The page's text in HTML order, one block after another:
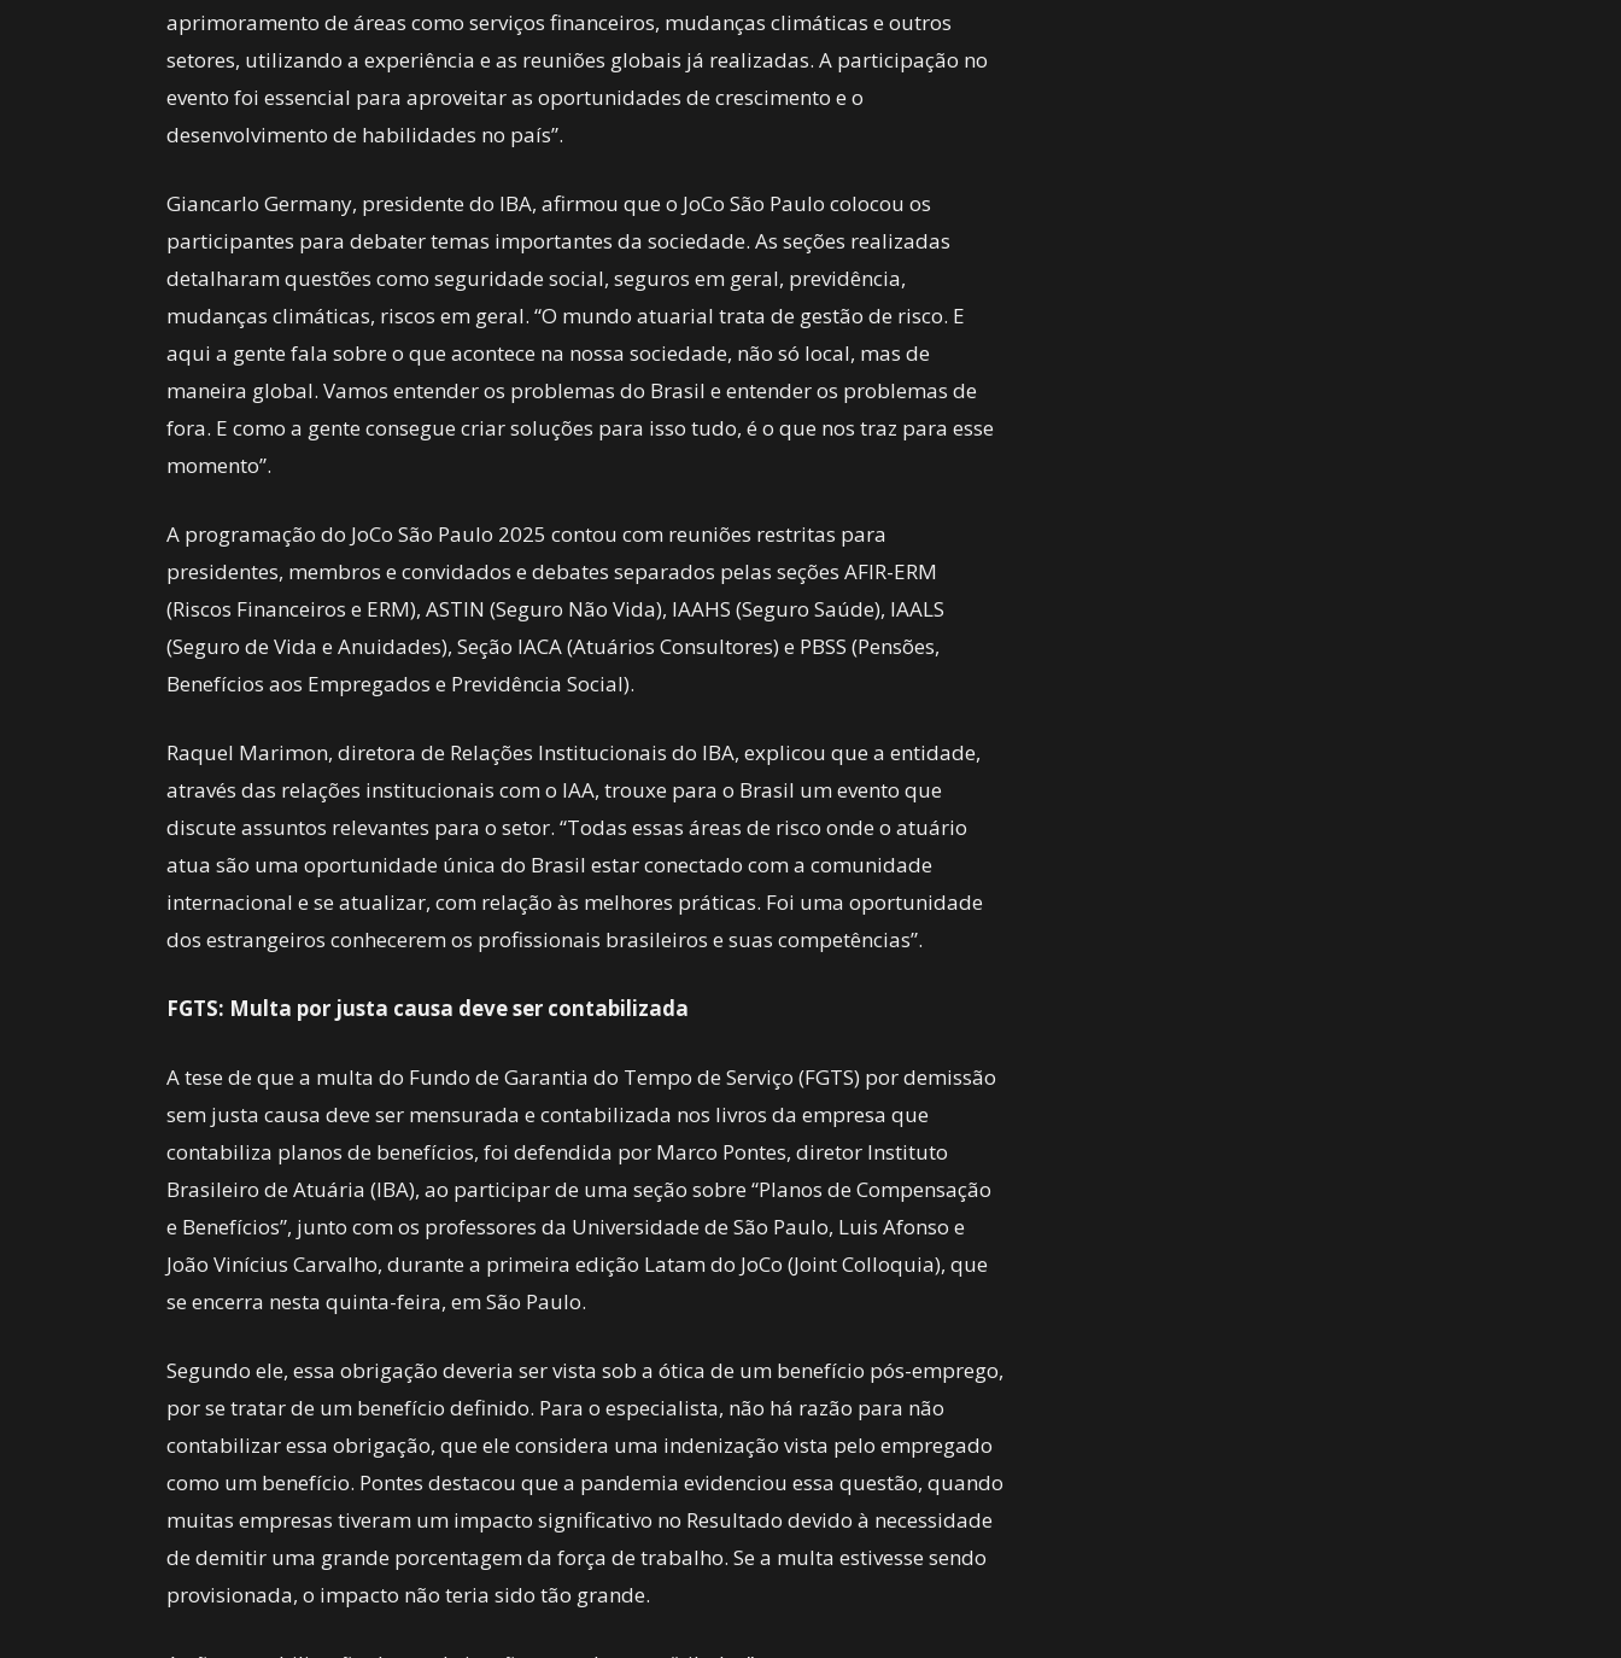
aprimoramento de áreas como serviços financeiros, mudanças climáticas e outros
setores, utilizando a experiência e as reuniões globais já realizadas. A participação no
evento foi essencial para aproveitar as oportunidades de crescimento e o
desenvolvimento de habilidades no país”.
Giancarlo Germany, presidente do IBA, afirmou que o JoCo São Paulo colocou os
participantes para debater temas importantes da sociedade. As seções realizadas
detalharam questões como seguridade social, seguros em geral, previdência,
mudanças climáticas, riscos em geral. “O mundo atuarial trata de gestão de risco. E
aqui a gente fala sobre o que acontece na nossa sociedade, não só local, mas de
maneira global. Vamos entender os problemas do Brasil e entender os problemas de
fora. E como a gente consegue criar soluções para isso tudo, é o que nos traz para esse
momento”.
A programação do JoCo São Paulo 2025 contou com reuniões restritas para
presidentes, membros e convidados e debates separados pelas seções AFIR-ERM
(Riscos Financeiros e ERM), ASTIN (Seguro Não Vida), IAAHS (Seguro Saúde), IAALS
(Seguro de Vida e Anuidades), Seção IACA (Atuários Consultores) e PBSS (Pensões,
Benefícios aos Empregados e Previdência Social).
Raquel Marimon, diretora de Relações Institucionais do IBA, explicou que a entidade,
através das relações institucionais com o IAA, trouxe para o Brasil um evento que
discute assuntos relevantes para o setor. “Todas essas áreas de risco onde o atuário
atua são uma oportunidade única do Brasil estar conectado com a comunidade
internacional e se atualizar, com relação às melhores práticas. Foi uma oportunidade
dos estrangeiros conhecerem os profissionais brasileiros e suas competências”.
FGTS: Multa por justa causa deve ser contabilizada
A tese de que a multa do Fundo de Garantia do Tempo de Serviço (FGTS) por demissão
sem justa causa deve ser mensurada e contabilizada nos livros da empresa que
contabiliza planos de benefícios, foi defendida por Marco Pontes, diretor Instituto
Brasileiro de Atuária (IBA), ao participar de uma seção sobre “Planos de Compensação
e Benefícios”, junto com os professores da Universidade de São Paulo, Luis Afonso e
João Vinícius Carvalho, durante a primeira edição Latam do JoCo (Joint Colloquia), que
se encerra nesta quinta-feira, em São Paulo.
Segundo ele, essa obrigação deveria ser vista sob a ótica de um benefício pós-emprego,
por se tratar de um benefício definido. Para o especialista, não há razão para não
contabilizar essa obrigação, que ele considera uma indenização vista pelo empregado
como um benefício. Pontes destacou que a pandemia evidenciou essa questão, quando
muitas empresas tiveram um impacto significativo no Resultado devido à necessidade
de demitir uma grande porcentagem da força de trabalho. Se a multa estivesse sendo
provisionada, o impacto não teria sido tão grande.